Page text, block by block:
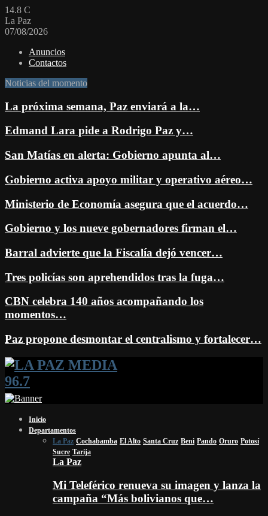
14.8 C
La Paz
07/08/2026
Anuncios
Contactos
Noticias del momento
La próxima semana, Paz enviará a la…
Edmand Lara pide a Rodrigo Paz y…
San Matías en alerta: Gobierno apunta al…
Gobierno activa apoyo militar y operativo aéreo…
Ministerio de Economía asegura que el acuerdo…
Gobierno y los nueve gobernadores firman el…
Barral advierte que la Fiscalía dejó vencer…
Tres policías son aprehendidos tras la fuga…
CBN celebra 140 años acompañando los
momentos…
Paz propone desmontar el centralismo y fortalecer…
Facebook
Twitter
Instagram
Youtube
Email
Twitch
Whatsapp
Inicio
Departamentos
La Paz Cochabamba El Alto Santa Cruz Beni Pando Oruro Potosí
Sucre Tarija
La Paz
Mi Teleférico renueva su imagen y lanza la
campaña “Más bolivianos que…